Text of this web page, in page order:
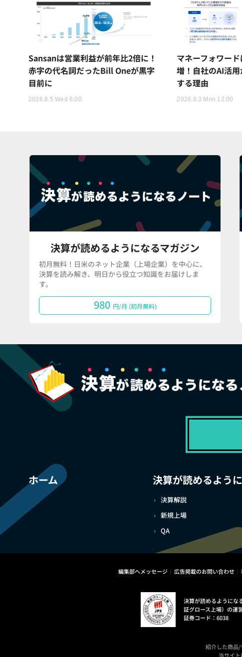
Sansanは営業利益が前年比2倍に！
赤字の代名詞だったBill Oneが黒字
目前に
2026.8.5 Wed 6:00
マネーフォワー
増！自社のAI活
する理由
2026.8.3 Mon 12:00
決算が読めるようになるマガジン
初月無料！日米のネット企業（上場企業）を中心に、
決算を読み解き、明日から役立つ知識をお届けしま
す。
980 円/月 (初月無料)
ホーム 決算が読めるよう
決算解説
新規上場
QA
編集部へメッセージ 広告掲載のお問い合わせ
決算が読めるようにな
証グロース上場）の運
証券コード：6038
紹介した商品/
当サイ